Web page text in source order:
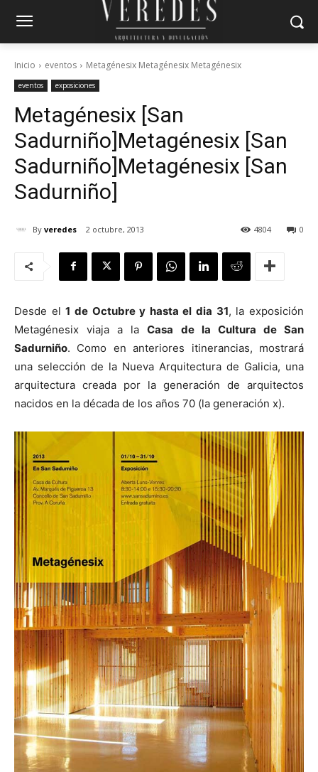
Inicio eventos Metagénesix Metagénesix Metagénesix
eventos exposiciones
Metagénesix [San
Sadurniño] Metagénesix [San
Sadurniño] Metagénesix [San
Sadurniño]
By veredes 2 octubre, 2013 0
4804
Desde el1 de Octubre y hasta el dia 31, la exposición
Metagénesix viaja a laCasa de la Cultura de San
Sadurniño. Como en anteriores itinerancias, mostrará
una selección de la Nueva Arquitectura de Galicia, una
arquitectura creada por la generación de arquitectos
nacidos en la década de los años 70 (la generación x).